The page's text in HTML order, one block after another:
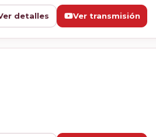
detalles Ver transmisión